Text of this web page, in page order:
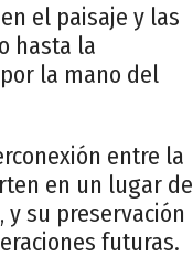
el paisaje y las
hasta la
la mano del
entre la
en un lugar de
su preservación
futuras.